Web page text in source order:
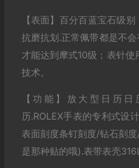
【表面】百分百蓝宝石级
抗磨抗划.正常佩带都是不
才能达到摩式10级；表针
技术。
【功能】放大型日历
历.ROLEX手表的专利式设
表面刻度条钉刻度/钻石刻
是那种贴的哦).表带表壳